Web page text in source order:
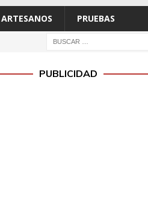
ARTESANOS PRUEBAS
PUBLICIDAD